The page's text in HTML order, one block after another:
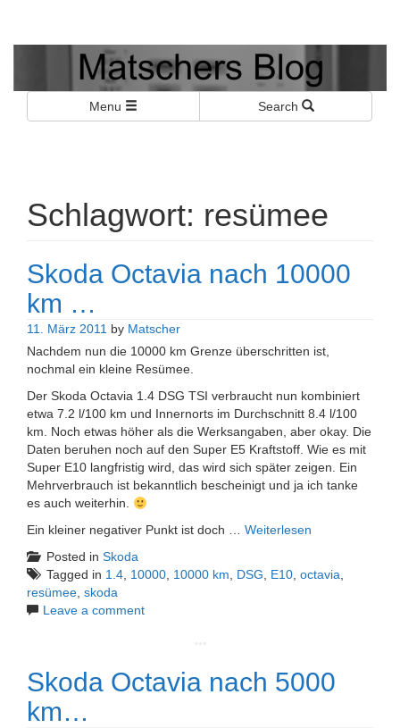
Matschers Blog
Menu Search
Schlagwort: resümee
Skoda Octavia nach 10000
km …
11. März 2011 by Matscher
Nachdem nun die 10000 km Grenze überschritten ist,
nochmal ein kleine Resümee.
Der Skoda Octavia 1.4 DSG TSI verbraucht nun kombiniert
etwa 7.2 l/100 km und Innernorts im Durchschnitt 8.4 l/100
km. Noch etwas höher als die Werksangaben, aber okay. Die
Daten beruhen noch auf den Super E5 Kraftstoff. Wie es mit
Super E10 langfristig wird, das wird sich später zeigen. Ein
Mehrverbrauch ist bekanntlich bescheinigt und ja ich tanke
es auch weiterhin.
Ein kleiner negativer Punkt ist doch … Weiterlesen
Posted in Skoda
Tagged in 1.4, 10000, 10000 km, DSG, E10, octavia,
resümee, skoda
Leave a comment
Skoda Octavia nach 5000
km…